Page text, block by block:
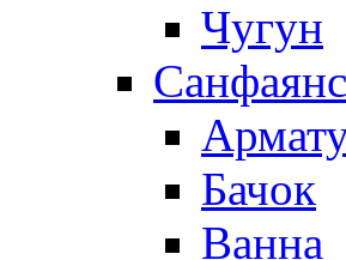
Чугун
Санфаянс
Бачок
Ванна